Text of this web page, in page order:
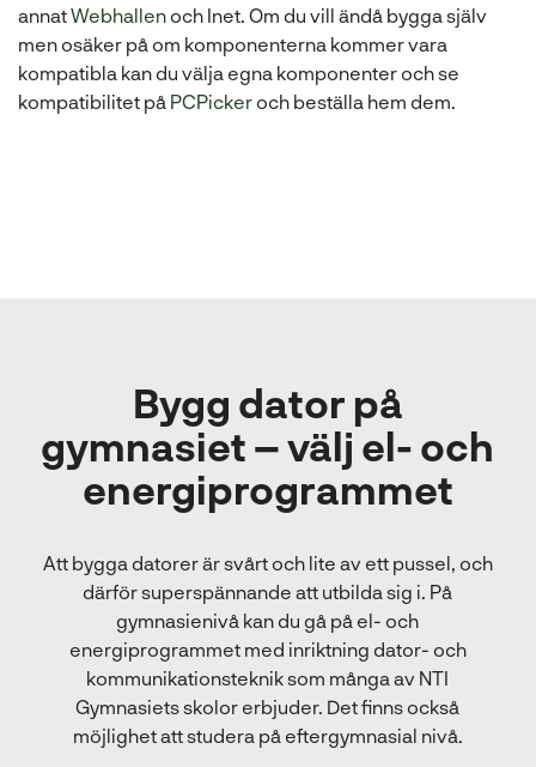
annatWebhallen och Inet. Om du vill ändå bygga själv
men osäker på om komponenterna kommer vara
kompatibla kan du välja egna komponenter och se
kompatibilitet på PCPicker och beställa hem dem.
Bygg dator på
gymnasiet – välj el- och
energiprogrammet
Att bygga datorer är svårt och lite av ett pussel, och
därför superspännande att utbilda sig i. På
gymnasienivå kan du gå på el- och
energiprogrammet med inriktning dator- och
kommunikationsteknik som många av NTI
Gymnasiets skolor erbjuder. Det finns också
möjlighet att studera på eftergymnasial nivå.